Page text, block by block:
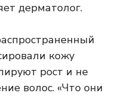
дерматолог.
кожу
рост и не
волос. «Что они